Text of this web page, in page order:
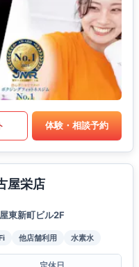
体験・相談予約
屋栄店
東新町ビル2F
他店舗利用 水素水